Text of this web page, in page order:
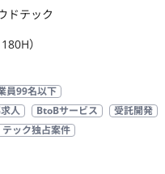
ドテック
）
員99名以下
人 BtoBサービス
受託開発
ック独占案件